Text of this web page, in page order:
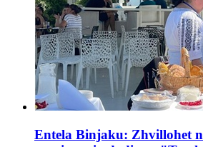
Entela Binjaku: Zhvillohet